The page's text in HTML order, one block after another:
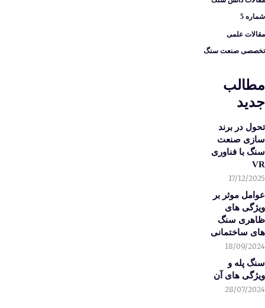
شماره 5
مقالات علمی
تخصصی صنعت سنگ
مطالب
جدید
تحول در برند
سازی صنعت
سنگ با فناوری
VR
17/12/2025
عوامل موثر بر
ویژگی های
ظاهری سنگ
های ساختمانی
18/09/2024
سنگ پله و
ویژگی های آن
28/07/2024